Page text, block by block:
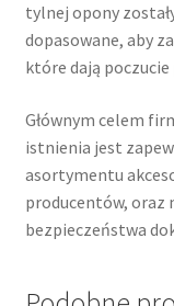
tylnej opony
dopasowane, aby
które dają poczucie
Głównym celem
istnienia jest
asortymentu
producentów,
bezpieczeństwa